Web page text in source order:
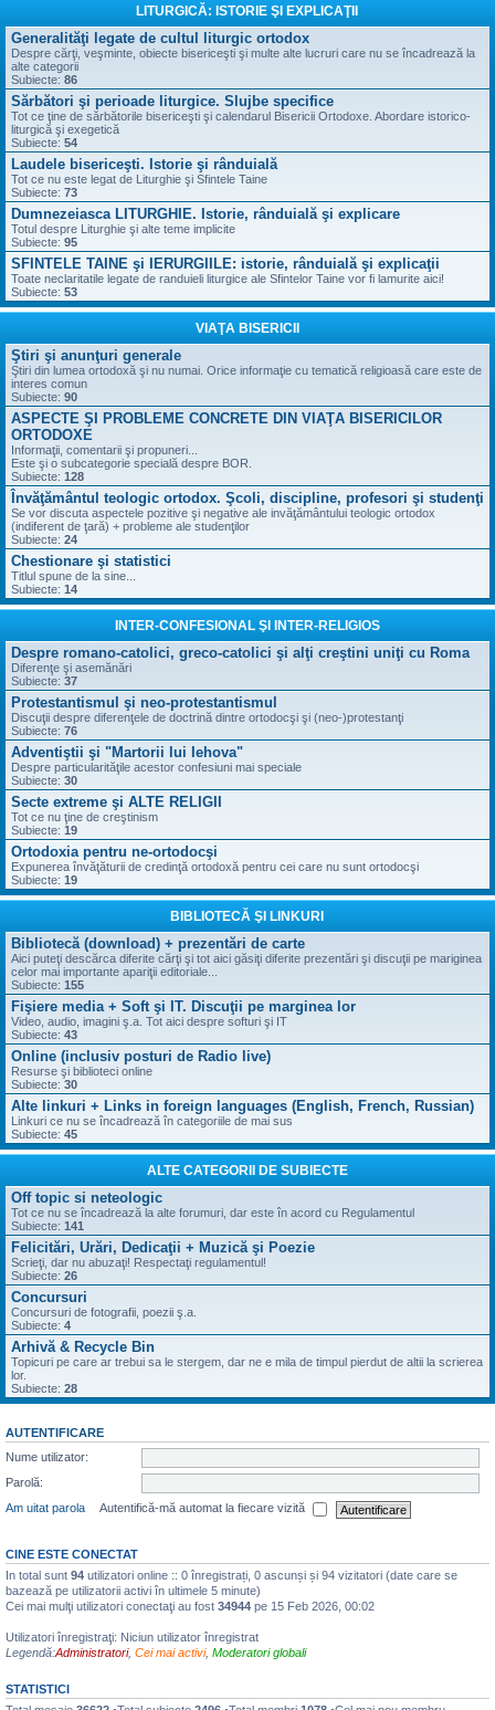
LITURGICĂ: ISTORIE ŞI EXPLICAŢII
Generalităţi legate de cultul liturgic ortodox
Despre cărţi, veşminte, obiecte bisericeşti şi multe alte lucruri care nu se încadrează la
alte categorii
Subiecte: 86
Sărbători şi perioade liturgice. Slujbe specifice
Tot ce ţine de sărbătorile bisericeşti şi calendarul Bisericii Ortodoxe. Abordare istorico-
liturgică şi exegetică
Subiecte: 54
Laudele bisericeşti. Istorie şi rânduială
Tot ce nu este legat de Liturghie şi Sfintele Taine
Subiecte: 73
Dumnezeiasca LITURGHIE. Istorie, rânduială şi explicare
Totul despre Liturghie şi alte teme implicite
Subiecte: 95
SFINTELE TAINE şi IERURGIILE: istorie, rânduială şi explicaţii
Toate neclaritatile legate de randuieli liturgice ale Sfintelor Taine vor fi lamurite aici!
Subiecte: 53
VIAŢA BISERICII
Ştiri şi anunţuri generale
Ştiri din lumea ortodoxă şi nu numai. Orice informaţie cu tematică religioasă care este de
interes comun
Subiecte: 90
ASPECTE ŞI PROBLEME CONCRETE DIN VIAŢA BISERICILOR
ORTODOXE
Informaţii, comentarii şi propuneri...
Este şi o subcategorie specială despre BOR.
Subiecte: 128
Învăţământul teologic ortodox. Şcoli, discipline, profesori şi studenţi
Se vor discuta aspectele pozitive şi negative ale invăţământului teologic ortodox
(indiferent de ţară) + probleme ale studenţilor
Subiecte: 24
Chestionare şi statistici
Titlul spune de la sine...
Subiecte: 14
INTER-CONFESIONAL ŞI INTER-RELIGIOS
Despre romano-catolici, greco-catolici şi alţi creştini uniţi cu Roma
Diferenţe şi asemănări
Subiecte: 37
Protestantismul şi neo-protestantismul
Discuţii despre diferenţele de doctrină dintre ortodocşi şi (neo-)protestanţi
Subiecte: 76
Adventiştii şi "Martorii lui Iehova"
Despre particularităţile acestor confesiuni mai speciale
Subiecte: 30
Secte extreme şi ALTE RELIGII
Tot ce nu ţine de creştinism
Subiecte: 19
Ortodoxia pentru ne-ortodocşi
Expunerea învăţăturii de credinţă ortodoxă pentru cei care nu sunt ortodocşi
Subiecte: 19
BIBLIOTECĂ ŞI LINKURI
Bibliotecă (download) + prezentări de carte
Aici puteţi descărca diferite cărţi şi tot aici găsiţi diferite prezentări şi discuţii pe mariginea
celor mai importante apariţii editoriale...
Subiecte: 155
Fişiere media + Soft şi IT. Discuţii pe marginea lor
Video, audio, imagini ş.a. Tot aici despre softuri şi IT
Subiecte: 43
Online (inclusiv posturi de Radio live)
Resurse şi biblioteci online
Subiecte: 30
Alte linkuri + Links in foreign languages (English, French, Russian)
Linkuri ce nu se încadrează în categoriile de mai sus
Subiecte: 45
ALTE CATEGORII DE SUBIECTE
Off topic si neteologic
Tot ce nu se încadrează la alte forumuri, dar este în acord cu Regulamentul
Subiecte: 141
Felicitări, Urări, Dedicaţii + Muzică şi Poezie
Scrieţi, dar nu abuzaţi! Respectaţi regulamentul!
Subiecte: 26
Concursuri
Concursuri de fotografii, poezii ş.a.
Subiecte: 4
Arhivă & Recycle Bin
Topicuri pe care ar trebui sa le stergem, dar ne e mila de timpul pierdut de altii la scrierea
lor.
Subiecte: 28
AUTENTIFICARE
Nume utilizator:
Parolă:
Am uitat parola
Autentifică-mă automat la fiecare vizită
CINE ESTE CONECTAT
In total sunt 94 utilizatori online :: 0 înregistrați, 0 ascunși și 94 vizitatori (date care se
bazează pe utilizatorii activi în ultimele 5 minute)
Cei mai mulţi utilizatori conectaţi au fost 34944 pe 15 Feb 2026, 00:02
Utilizatori înregistraţi: Niciun utilizator înregistrat
Legendă:Administratori, Cei mai activi, Moderatori globali
STATISTICI